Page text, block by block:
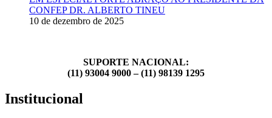
CONFEP DR. ALBERTO TINEU
10 de dezembro de 2025
SUPORTE NACIONAL:
(11) 93004 9000 – (11) 98139 1295
Institucional